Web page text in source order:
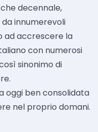
decennale,
innumerevoli
ad accrescere la
con numerosi
sinonimo di
oggi ben consolidata
nel proprio domani.